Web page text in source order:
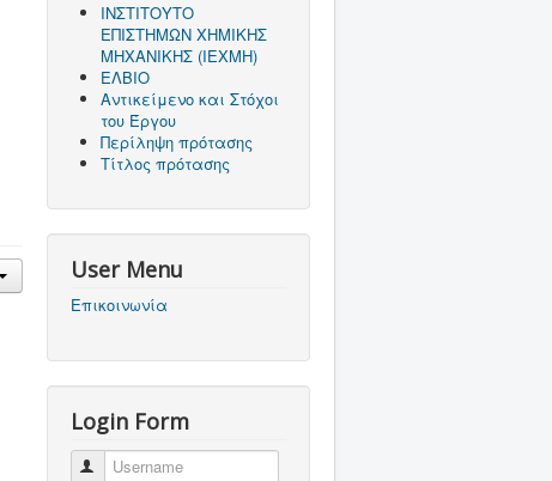
ΙΝΣΤΙΤΟΥΤΟ
ΕΠΙΣΤΗΜΩΝ ΧΗΜΙΚΗΣ
ΜΗΧΑΝΙΚΗΣ (ΙΕΧΜΗ)
ΕΛΒΙΟ
Αντικείμενο και Στόχοι
του Έργου
Περίληψη πρότασης
Τίτλος πρότασης
User Menu
Επικοινωνία
Login Form
Username